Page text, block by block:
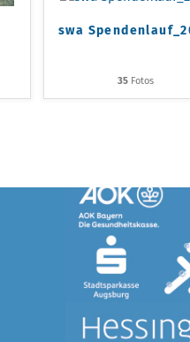
swa
35Fotos
PARTNER